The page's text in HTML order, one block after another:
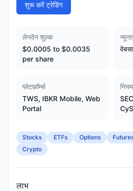
शुरू करें ट्रेडिंग
लेनदेन शुल्क
$0.0005 to $0.0035
per share
प्लेटफ़ॉर्म्स
TWS, IBKR Mobile, Web
Portal
Stocks ETFs Options
Crypto
लाभ